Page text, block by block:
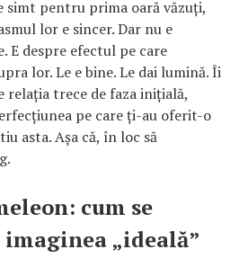
simt pentru prima oară văzuți,
lor e sincer. Dar nu e
E despre efectul pe care
lor. Le e bine. Le dai lumină. Îi
relația trece de faza inițială,
pe care ți-au oferit-o
asta. Așa că, în loc să
cum se
„ideală”